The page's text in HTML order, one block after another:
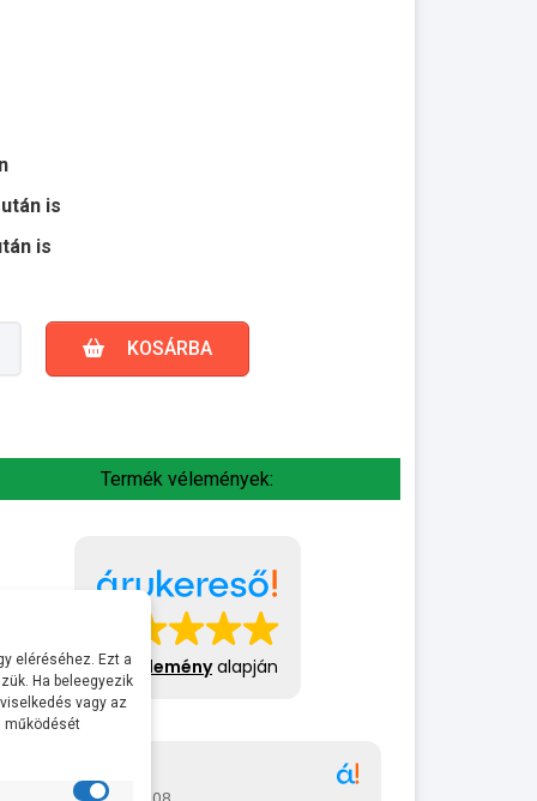
is
is
KOSÁRBA
Termék vélemények:
413 véleményalapján
Gábor
eléréséhez. Ezt a
Ha beleegyezik
vagy az
működését